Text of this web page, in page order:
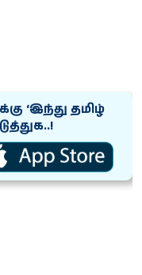
‘இந்து தமிழ்